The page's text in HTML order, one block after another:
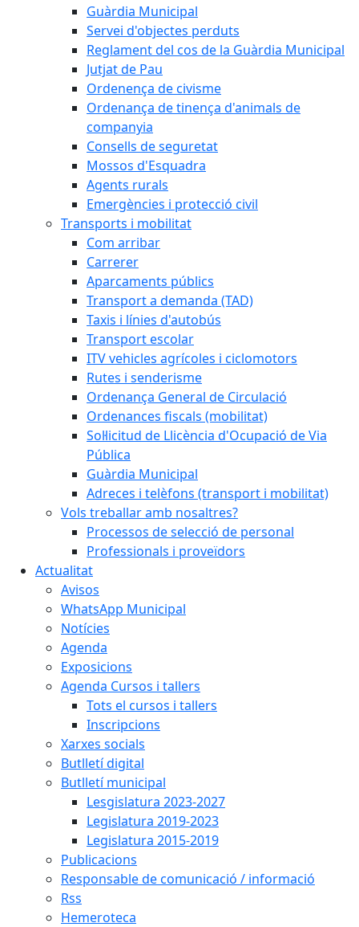
Guàrdia Municipal
Servei d'objectes perduts
Reglament del cos de la Guàrdia Municipal
Jutjat de Pau
Ordenença de civisme
Ordenança de tinença d'animals de
companyia
Consells de seguretat
Mossos d'Esquadra
Agents rurals
Emergències i protecció civil
Transports i mobilitat
Com arribar
Carrerer
Aparcaments públics
Transport a demanda (TAD)
Taxis i línies d'autobús
Transport escolar
ITV vehicles agrícoles i ciclomotors
Rutes i senderisme
Ordenança General de Circulació
Ordenances fiscals (mobilitat)
Sol·licitud de Llicència d'Ocupació de Via
Pública
Guàrdia Municipal
Adreces i telèfons (transport i mobilitat)
Vols treballar amb nosaltres?
Processos de selecció de personal
Professionals i proveïdors
Actualitat
Avisos
WhatsApp Municipal
Notícies
Agenda
Exposicions
Agenda Cursos i tallers
Tots el cursos i tallers
Inscripcions
Xarxes socials
Butlletí digital
Butlletí municipal
Lesgislatura 2023-2027
Legislatura 2019-2023
Legislatura 2015-2019
Publicacions
Responsable de comunicació / informació
Rss
Hemeroteca